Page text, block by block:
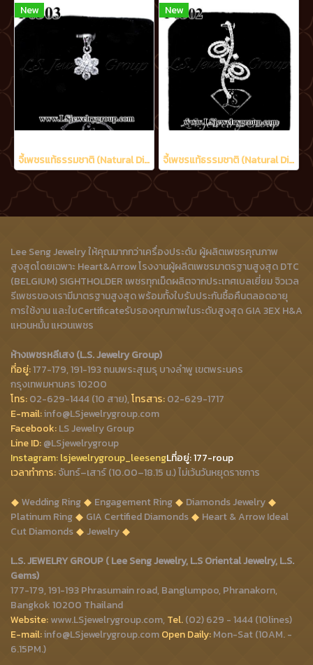
New
จี้เพชรแท้ธรรมชาติ (Natural Diamonds) 0.95 Ct.
New
จี้เพชรแท้ธรรมชาติ (Natural Diamonds) 1.70 Ct.
Lee Seng Jewelry ให้คุณมากกว่าเครื่องประดับ ผู้ผลิตเพชรคุณภาพ
สูงสุดโดยเฉพาะ Heart&Arrow โรงงานผู้ผลิตเพชรมาตรฐานสูงสุด DTC
(BELGIUM) SIGHTHOLDER เพชรทุกเม็ดผลิตจากประเทศเบลเยี่ยม จิวเวล
รีเพชรของเรามีมาตรฐานสูงสุด พร้อมทั้งใบรับประกันซื้อคืนตลอดอายุ
การใช้งาน และใบCertificateรับรองคุณภาพในระดับสูงสุด GIA 3EX H&A
แหวนหมั้น แหวนเพชร
ห้างเพชรหลีเสง (L.S. Jewelry Group)
ที่อยู่:177-179, 191-193 ถนนพระสุเมรุ บางลำพู เขตพระนคร
กรุงเทพมหานคร 10200
โทร:02-629-1444 (10 สาย),โทรสาร:02-629-1717
E-mail:info@LSjewelrygroup.com
Facebook:LS Jewelry Group
Line ID:@LSjewelrygroup
Instagram:lsjewelrygroup_leesengLที่อยู่: 177-roup
เวลาทำการ:จันทร์–เสาร์ (10.00–18.15 น.) ไม่เว้นวันหยุดราชการ
Wedding Ring
Engagement Ring
Diamonds Jewelry
Platinum Ring
GIA Certified Diamonds
Heart & Arrow Ideal
Cut Diamonds
Jewelry
L.S. JEWELRY GROUP ( Lee Seng Jewelry, L.S Oriental Jewelry, L.S.
Gems)
177-179, 191-193 Phrasumain road, Banglumpoo, Phranakorn,
Bangkok 10200 Thailand
Website:www.LSjewelrygroup.com, Tel.(02) 629 - 1444 (10lines)
E-mail:info@LSjewelrygroup.comOpen Daily:Mon-Sat (10AM. -
6.15PM.)